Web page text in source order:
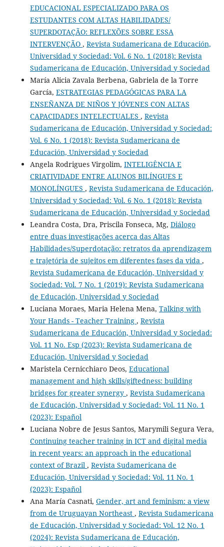
EDUCACIONAL ESPECIALIZADO PARA OS
ESTUDANTES COM ALTAS HABILIDADES/
SUPERDOTAÇÃO: REFLEXÕES SOBRE ESSA
INTERVENÇÃO , Revista Sudamericana de Educación,
Universidad y Sociedad: Vol. 6 No. 1 (2018): Revista
Sudamericana de Educación, Universidad y Sociedad
María Alicia Zavala Berbena, Gabriela de la Torre
García, ESTRATEGIAS PEDAGÓGICAS PARA LA
ENSEÑANZA DE NIÑOS Y JÓVENES CON ALTAS
CAPACIDADES INTELECTUALES , Revista
Sudamericana de Educación, Universidad y Sociedad:
Vol. 6 No. 1 (2018): Revista Sudamericana de
Educación, Universidad y Sociedad
Angela Rodrigues Virgolim, INTELIGÊNCIA E
CRIATIVIDADE ENTRE ALUNOS BILÍNGUES E
MONOLÍNGUES , Revista Sudamericana de Educación,
Universidad y Sociedad: Vol. 6 No. 1 (2018): Revista
Sudamericana de Educación, Universidad y Sociedad
Leandra Costa, Dra, Priscila Fonseca, Mg, Diálogo
entre duas investigações acerca das Altas
Habilidades/Superdotação: retratos da aprendizagem
e trajetória de sujeitos em diferentes fases da vida ,
Revista Sudamericana de Educación, Universidad y
Sociedad: Vol. 7 No. 1 (2019): Revista Sudamericana
de Educación, Universidad y Sociedad
Luciana Moraes, Maria Helena Mena, Talking with
Your Hands - Teacher Training , Revista
Sudamericana de Educación, Universidad y Sociedad:
Vol. 11 No. Esp (2023): Revista Sudamericana de
Educación, Universidad y Sociedad
Maristela Cernicchiaro Deos, Educational
management and high skills/giftedness: building
bridges for greater synergy , Revista Sudamericana
de Educación, Universidad y Sociedad: Vol. 11 No. 1
(2023): Español
Luciana Nobre de Jesus Santos, Marymili Segura Vera,
Continuing teacher training in ICT and digital media
in recent years: an approach in the educational
context of Brazil , Revista Sudamericana de
Educación, Universidad y Sociedad: Vol. 11 No. 1
(2023): Español
Ana María Casnati, Gender, art and feminism: a view
from de Uruguayan Northeast , Revista Sudamericana
de Educación, Universidad y Sociedad: Vol. 12 No. 1
(2024): Revista Sudamericana de Educación,